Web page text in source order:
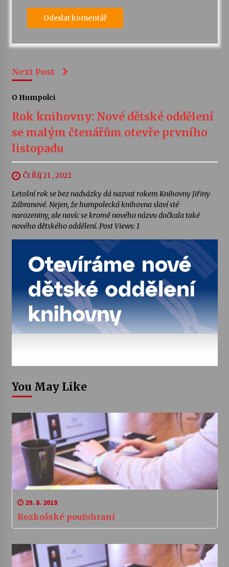
Next Post
O Humpolci
Rok knihovny: Nové dětské oddělení
se malým čtenářům otevře prvního
listopadu
Čt Říj 21 , 2021
Letošní rok se bez nadsázky dá nazvat rokem Knihovny Jiřiny
Zábranové. Nejen, že humpolecká knihovna slaví sté
narozeniny, ale navíc se kromě nového názvu dočkala také
nového dětského oddělení. Post Views: 1
You May Like
29. 8. 2019
Rozkošské pouťohraní